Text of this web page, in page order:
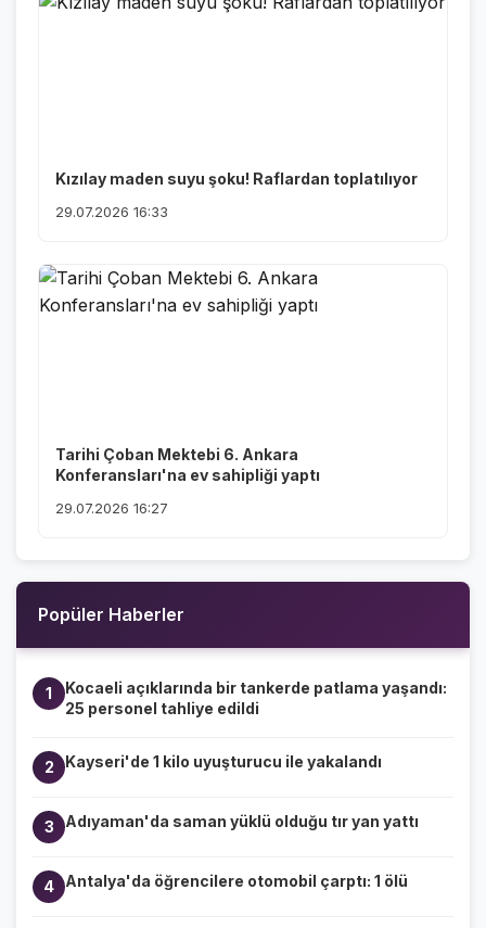
Kızılay maden suyu şoku! Raflardan toplatılıyor
29.07.2026 16:33
Tarihi Çoban Mektebi 6. Ankara
Konferansları'na ev sahipliği yaptı
29.07.2026 16:27
Popüler Haberler
1
Kocaeli açıklarında bir tankerde patlama yaşandı:
25 personel tahliye edildi
2 Kayseri'de 1 kilo uyuşturucu ile yakalandı
3 Adıyaman'da saman yüklü olduğu tır yan yattı
4 Antalya'da öğrencilere otomobil çarptı: 1 ölü